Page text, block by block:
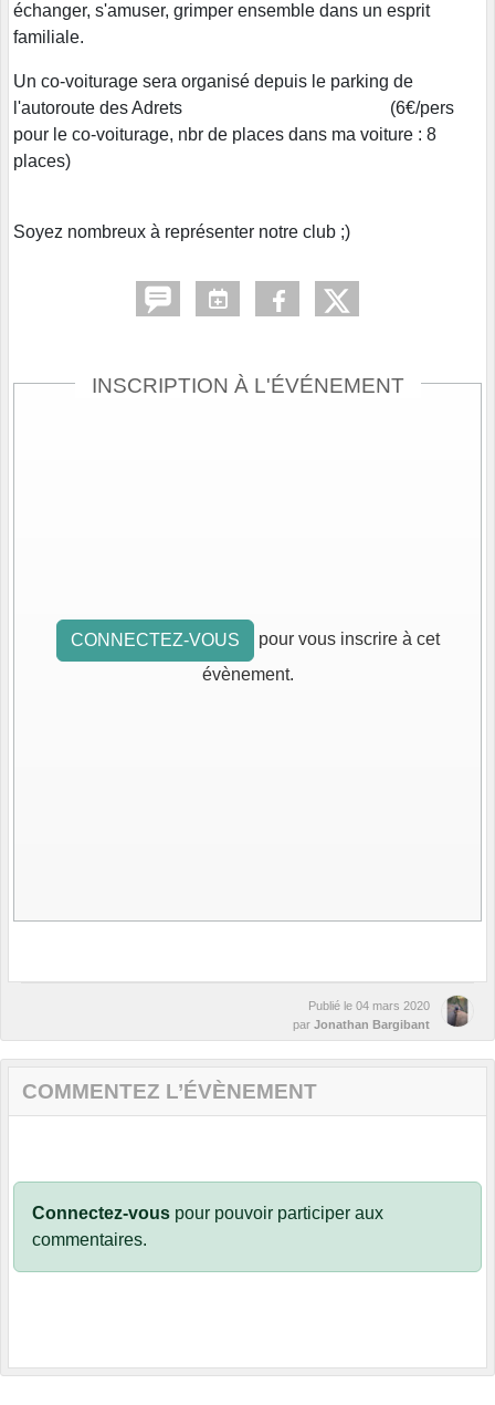
échanger, s'amuser, grimper ensemble dans un esprit
familiale.
Un co-voiturage sera organisé depuis le parking de
l'autoroute des Adrets (6€/pers
pour le co-voiturage, nbr de places dans ma voiture : 8
places)
Soyez nombreux à représenter notre club ;)
INSCRIPTION À L'ÉVÉNEMENT
CONNECTEZ-VOUS
pour vous inscrire à cet
évènement.
Publié le 04 mars 2020
par Jonathan Bargibant
COMMENTEZ L’ÉVÈNEMENT
Connectez-vous pour pouvoir participer aux
commentaires.